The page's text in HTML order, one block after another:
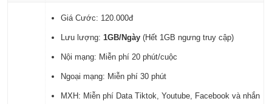
Giá Cước: 120.000đ
Lưu lượng:1GB/Ngày (Hết 1GB ngưng truy cập)
Nội mạng: Miễn phí 20 phút/cuộc
Ngoại mạng: Miễn phí 30 phút
MXH: Miễn phí Data Tiktok, Youtube, Facebook và nhắn